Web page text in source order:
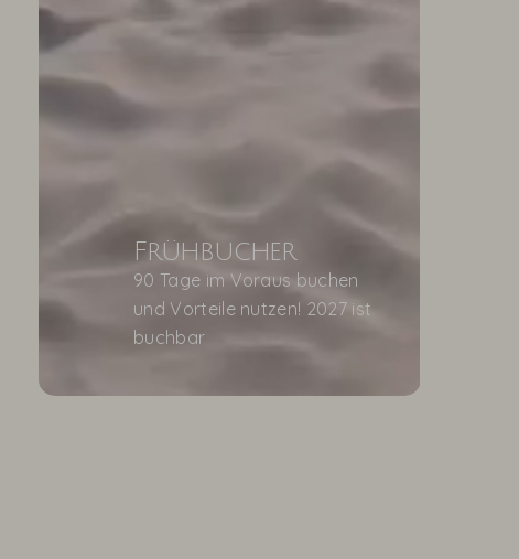
Frühbucher
90 Tage im Voraus buchen
und Vorteile nutzen! 2027 ist
buchbar